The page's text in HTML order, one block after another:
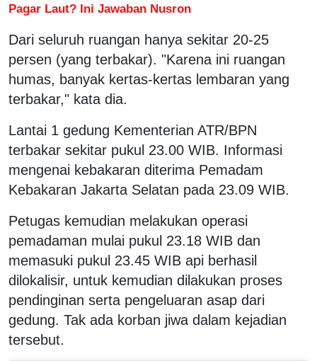
Pagar Laut? Ini Jawaban Nusron
Dari seluruh ruangan hanya sekitar 20-25
persen (yang terbakar). "Karena ini ruangan
humas, banyak kertas-kertas lembaran yang
terbakar," kata dia.
Lantai 1 gedung Kementerian ATR/BPN
terbakar sekitar pukul 23.00 WIB. Informasi
mengenai kebakaran diterima Pemadam
Kebakaran Jakarta Selatan pada 23.09 WIB.
Petugas kemudian melakukan operasi
pemadaman mulai pukul 23.18 WIB dan
memasuki pukul 23.45 WIB api berhasil
dilokalisir, untuk kemudian dilakukan proses
pendinginan serta pengeluaran asap dari
gedung. Tak ada korban jiwa dalam kejadian
tersebut.